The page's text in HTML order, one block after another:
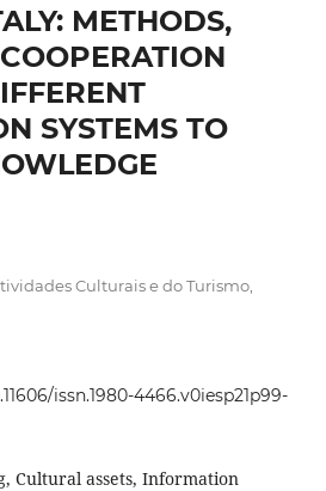
METHODS,
SYSTEMS TO
Culturais e do Turismo,
issn.1980-4466.v0iesp21p99-
Cultural assets, Information